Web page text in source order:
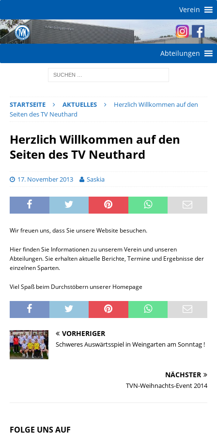
Verein
Abteilungen
STARTSEITE AKTUELLES
Herzlich Willkommen auf den
Seiten des TV Neuthard
Herzlich Willkommen auf den
Seiten des TV Neuthard
17. November 2013 Saskia
Wir freuen uns, dass Sie unsere Website besuchen.
Hier finden Sie Informationen zu unserem Verein und unseren
Abteilungen. Sie erhalten aktuelle Berichte, Termine und Ergebnisse der
einzelnen Sparten.
Viel Spaß beim Durchstöbern unserer Homepage
VORHERIGER
Schweres Auswärtsspiel in Weingarten am Sonntag !
NÄCHSTER
TVN-Weihnachts-Event 2014
FOLGE UNS AUF